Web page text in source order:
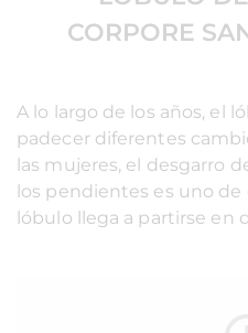
CORPORE
A lo largo de los años, el
padecer diferentes
las mujeres, el desgarro
los pendientes es uno de
lóbulo llega a partirse en